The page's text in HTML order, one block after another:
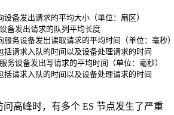
发出请求的平均大小（单位：扇区）
发出请求的队列平均长度
设备发出读取请求的平均时间（单位：毫秒
请求入队的时间以及设备处理请求的时间
设备发出写请求的平均时间（单位：毫秒）
请求入队的时间以及设备处理请求的时间
问高峰时，有多个 ES 节点发生了严重